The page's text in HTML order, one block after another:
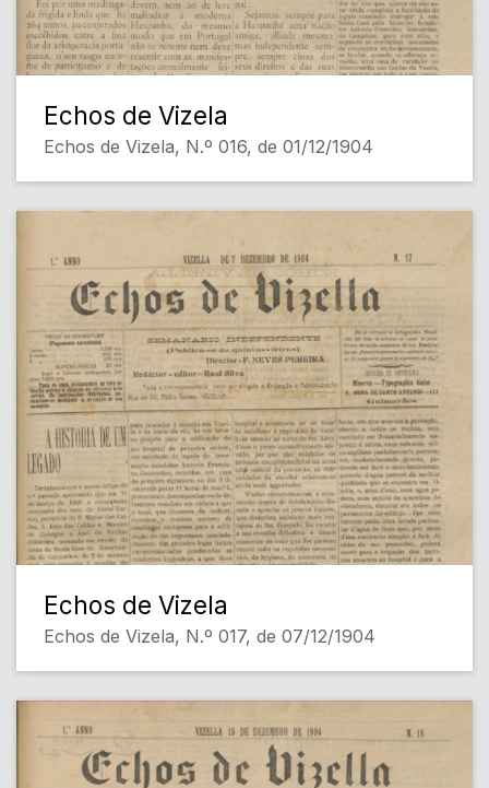
Echos de Vizela
Echos de Vizela, N.º 016, de 01/12/1904
Echos de Vizela
Echos de Vizela, N.º 017, de 07/12/1904